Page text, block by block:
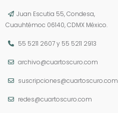
Juan Escutia 55, Condesa,
Cuauhtémoc 06140, CDMX México.
55 5211 2607y 55 5211 2913
archivo@cuartoscuro.com
suscripciones@cuartoscuro.com
redes@cuartoscuro.com